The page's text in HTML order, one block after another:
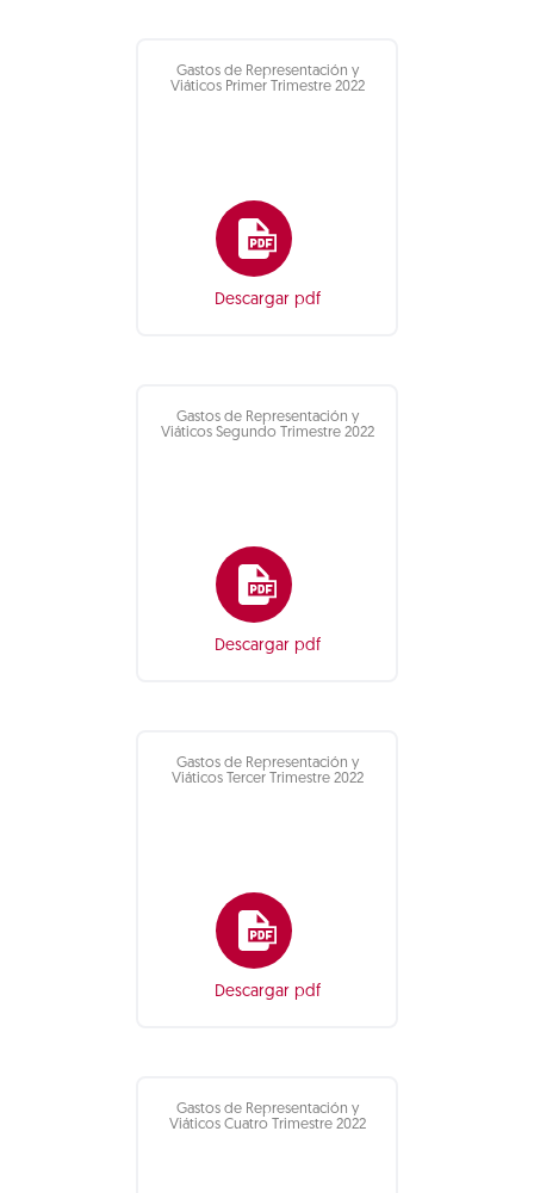
Gastos de Representación y
Viáticos Primer Trimestre 2022
Descargar pdf
Gastos de Representación y
Viáticos Segundo Trimestre 2022
Descargar pdf
Gastos de Representación y
Viáticos Tercer Trimestre 2022
Descargar pdf
Gastos de Representación y
Viáticos Cuatro Trimestre 2022